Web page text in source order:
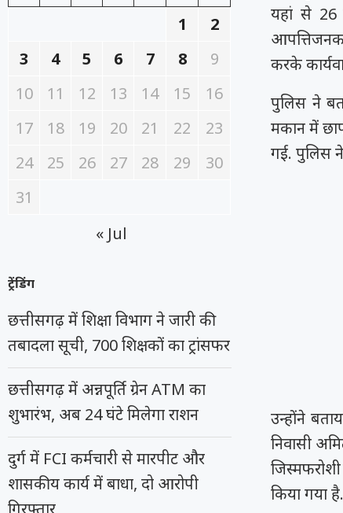
यहां से 26
करके
पुलिस ने
मकान में
गई. पुलिस
उन्होंने
निवासी
किया गया है.
1
2
3
4 5 6 7 8
9
10
11 12 13 14 15
16
17
18 19 20 21 22
23
24
25 26 27 28 29
30
31
« Jul
ट्रेंडिंग
छत्तीसगढ़ में शिक्षा विभाग ने जारी की
तबादला सूची, 700 शिक्षकों का ट्रांसफर
छत्तीसगढ़ में अन्नपूर्ति ग्रेन ATM का
शुभारंभ, अब 24 घंटे मिलेगा राशन
दुर्ग में FCI कर्मचारी से मारपीट और
शासकीय कार्य में बाधा, दो आरोपी
गिरफ्तार